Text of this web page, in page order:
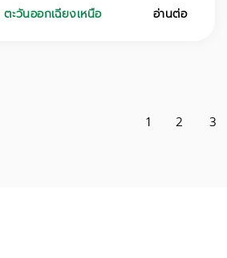
ตะวันออกเฉียงเหนือ อ่านต่อ
1 2 3